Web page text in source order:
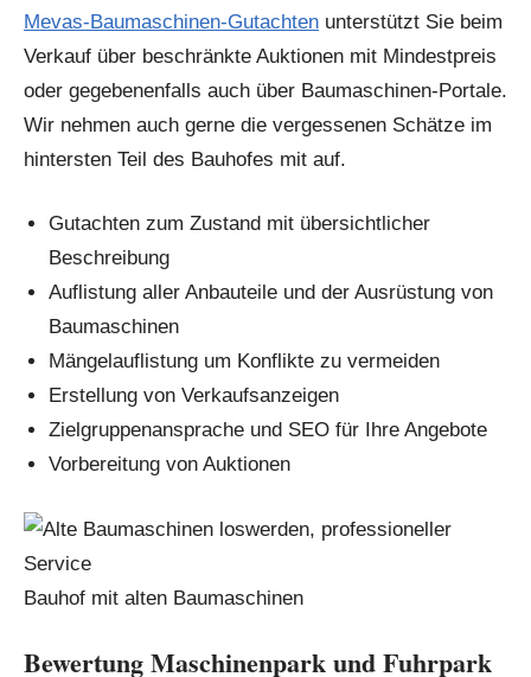
Mevas-Baumaschinen-Gutachten unterstützt Sie beim
Verkauf über beschränkte Auktionen mit Mindestpreis
oder gegebenenfalls auch über Baumaschinen-Portale.
Wir nehmen auch gerne die vergessenen Schätze im
hintersten Teil des Bauhofes mit auf.
Gutachten zum Zustand mit übersichtlicher
Beschreibung
Auflistung aller Anbauteile und der Ausrüstung von
Baumaschinen
Mängelauflistung um Konflikte zu vermeiden
Erstellung von Verkaufsanzeigen
Zielgruppenansprache und SEO für Ihre Angebote
Vorbereitung von Auktionen
Bauhof mit alten Baumaschinen
Bewertung Maschinenpark und Fuhrpark